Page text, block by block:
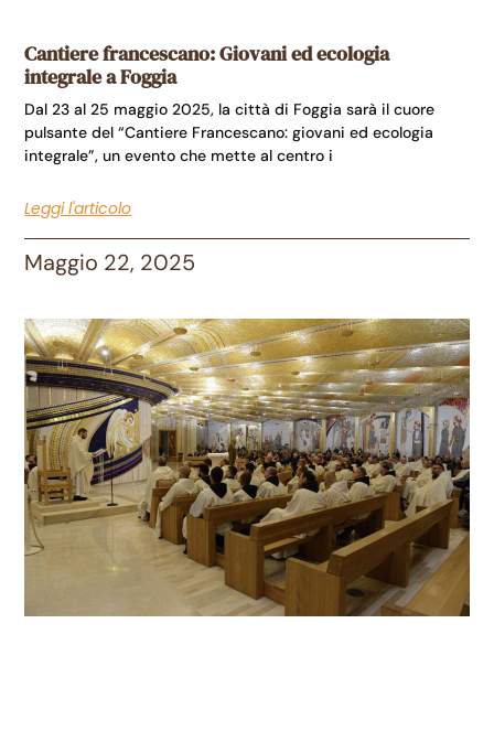
Cantiere francescano: Giovani ed ecologia
integrale a Foggia
Dal 23 al 25 maggio 2025, la città di Foggia sarà il cuore
pulsante del “Cantiere Francescano: giovani ed ecologia
integrale”, un evento che mette al centro i
Leggi l'articolo
Maggio 22, 2025